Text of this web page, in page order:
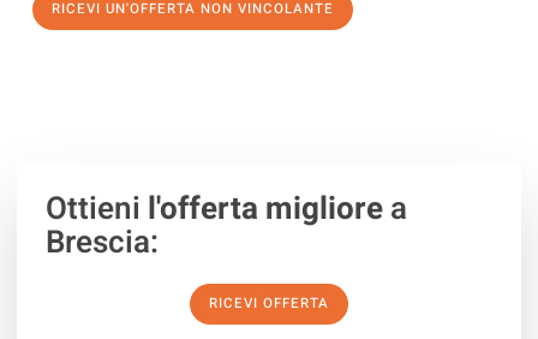
RICEVI UN'OFFERTA NON VINCOLANTE
Ottieni l'offerta migliorea
Brescia:
RICEVI OFFERTA